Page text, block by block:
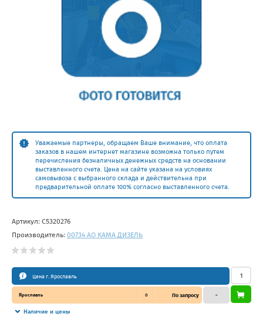
Уважаемые партнеры, обращаем Ваше внимание, что оплата
заказов в нашем интернет магазине возможна только путем
перечисления безналичных денежных средств на основании
выставленного счета. Цена на сайте указана на условиях
самовывоза с выбранного склада и действительна при
предварительной оплате 100% согласно выставленного счета.
Артикул: С5320276
Производитель: 00734 АО КАМА ДИЗЕЛЬ
Цена г. Ярославль
Ярославль 0 По запросу
Наличие и цены
–